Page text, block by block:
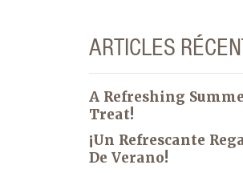
ARTICLES
A Refreshing
Treat!
¡Un Refrescante
De Verano!